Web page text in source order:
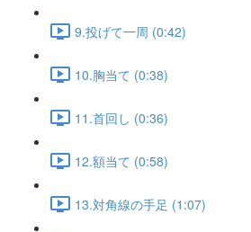
9.投げて一周 (0:42)
10.胸当て (0:38)
11.首回し (0:36)
12.額当て (0:58)
13.対角線の手足 (1:07)